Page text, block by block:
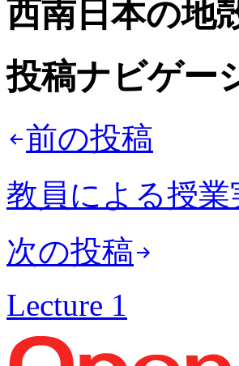
西南日本の地
投稿ナビゲー
前の投稿
教員による授
次の投稿
Lecture 1